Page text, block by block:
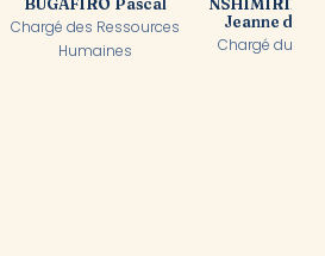
Chargé des Ressources
Humaines
Jeanne d'Arc
Chargé du